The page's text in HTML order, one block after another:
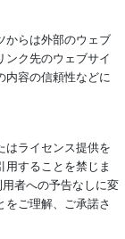
からは外部のウェブ
ンク先のウェブサイ
内容の信頼性などに
はライセンス提供を
することを禁じま
者への予告なしに変
をご理解、ご承諾さ